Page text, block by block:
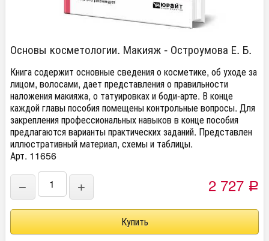
Основы косметологии. Макияж - Остроумова Е. Б.
Книга содержит основные сведения о косметике, об уходе за
лицом, волосами, дает представления о правильности
наложения макияжа, о татуировках и боди-арте. В конце
каждой главы пособия помещены контрольные вопросы. Для
закрепления профессиональных навыков в конце пособия
предлагаются варианты практических заданий. Представлен
иллюстративный материал, схемы и таблицы.
Арт. 11656
− + 2 727 Р